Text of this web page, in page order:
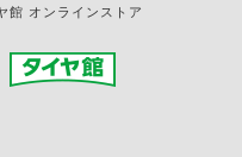
館 オンラインストア